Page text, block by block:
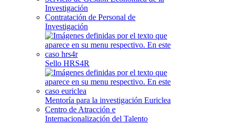
Investigación
Contratación de Personal de
Investigación
Sello HRS4R
Mentoría para la investigación Euriclea
Centro de Atracción e
Internacionalización del Talento